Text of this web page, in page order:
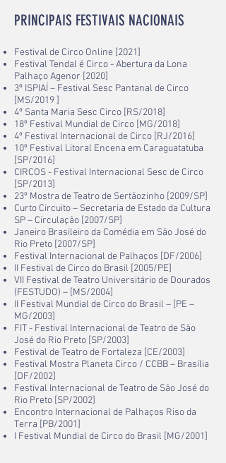
PRINCIPAIS FESTIVAIS NACIONAIS
Festival de Circo Online [2021]
Festival Tendal é Circo - Abertura da Lona
Palhaço Agenor [2020]
3º ISPIAÍ – Festival Sesc Pantanal de Circo
[MS/2019 ]
4º Santa Maria Sesc Circo [RS/2018]
18º Festival Mundial de Circo [MG/2018]
4º Festival Internacional de Circo [RJ/2016]
10º Festival Litoral Encena em Caraguatatuba
[SP/2016]
CIRCOS - Festival Internacional Sesc de Circo
[SP/2013]
23º Mostra de Teatro de Sertãozinho [2009/SP]
Curto Circuito – Secretaria de Estado da Cultura
SP – Circulação [2007/SP]
Janeiro Brasileiro da Comédia em São José do
Rio Preto [2007/SP]
Festival Internacional de Palhaços [DF/2006]
II Festival de Circo do Brasil [2005/PE]
VII Festival de Teatro Universitário de Dourados
(FESTUDO) – [MS/2004]
II Festival Mundial de Circo do Brasil – [PE –
MG/2003]
FIT - Festival Internacional de Teatro de São
José do Rio Preto [SP/2003]
Festival de Teatro de Fortaleza [CE/2003]
Festival Mostra Planeta Circo / CCBB – Brasília
[DF/2002]
Festival Internacional de Teatro de São José do
Rio Preto [SP/2002]
Encontro Internacional de Palhaços Riso da
Terra [PB/2001]
I Festival Mundial de Circo do Brasil [MG/2001]